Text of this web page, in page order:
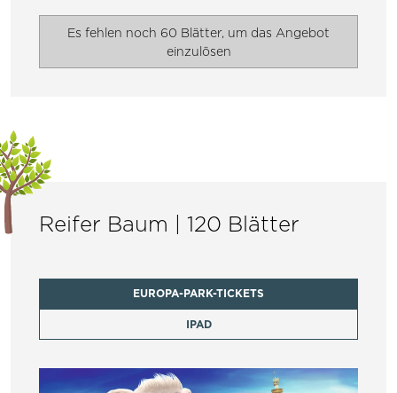
Es fehlen noch 60 Blätter, um das Angebot
einzulösen
Reifer Baum | 120 Blätter
EUROPA-PARK-TICKETS
IPAD